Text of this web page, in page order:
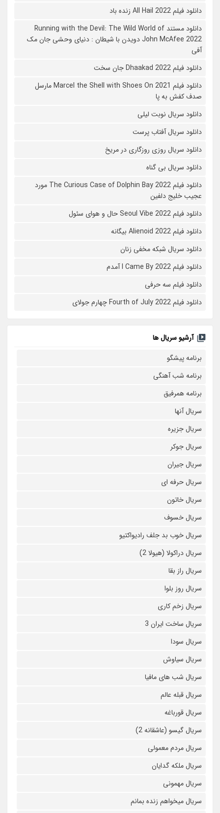
دانلود فیلم All Hail 2022 زنده باد
دانلود مستند Running with the Devil: The Wild World of
John McAfee 2022 دویدن با شیطان : دنیای وحشی جان مک
آفی
دانلود فیلم Dhaakad 2022 جان سخت
دانلود فیلم Marcel the Shell with Shoes On 2021 مارسل
صدف کفش به پا
دانلود سریال نوبت لیلی
دانلود سریال آفتاب پرست
دانلود سریال روزی روزگاری در مریخ
دانلود سریال بی گناه
دانلود فیلم The Curious Case of Dolphin Bay 2022 مورد
عجیب خلیج دلفین
دانلود فیلم Seoul Vibe 2022 حال و هوای سئول
دانلود فیلم Alienoid 2022 بیگانه
دانلود سریال شبکه مخفی زنان
دانلود فیلم I Came By 2022 آمدم
دانلود فیلم سه حرفی
دانلود فیلم Fourth of July 2022 چهارم جولای
آرشیو سریال ها
برنامه پیشگو
برنامه شب آهنگی
برنامه همرفیق
سریال آنها
سریال جزیره
سریال جوکر
سریال جیران
سریال حرفه ای
سریال خاتون
سریال خسوف
سریال خوب بد جلف رادیواکتیو
سریال دراکولا (هیولا 2)
سریال راز بقا
سریال روز بلوا
سریال زخم کاری
سریال ساخت ایران 3
سریال سودا
سریال سیاوش
سریال شب های مافیا
سریال قبله عالم
سریال قورباغه
سریال گیسو (عاشقانه 2)
سریال مردم معمولی
سریال ملکه گدایان
سریال مهمونی
سریال میخواهم زنده بمانم